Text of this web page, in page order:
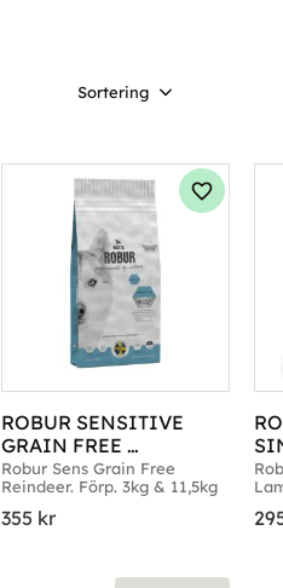
ROBUR SENSITIVE
GRAIN FREE
REINDEER
Robur Sens Grain Free
Reindeer. Förp. 3kg & 11,5kg
355 kr
Lägg till